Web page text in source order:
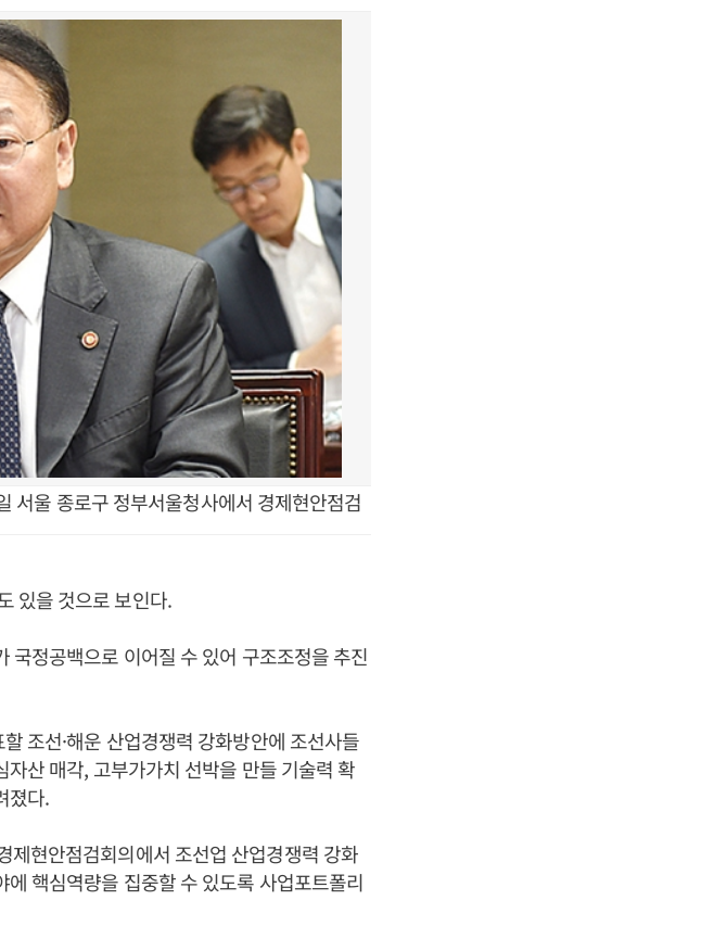
울 종로구 정부서울청사에서 경제현안점검
있을 것으로 보인다.
국정공백으로 이어질 수 있어 구조조정을 추진
조선·해운 산업경쟁력 강화방안에 조선사들
산 매각, 고부가가치 선박을 만들 기술력 확
졌다.
제현안점검회의에서 조선업 산업경쟁력 강화
핵심역량을 집중할 수 있도록 사업포트폴리